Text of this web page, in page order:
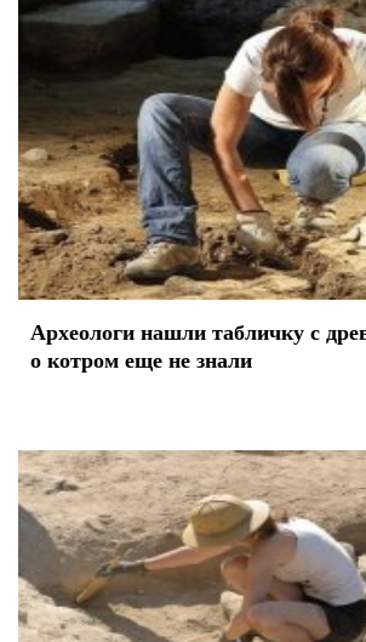
Археологи нашли табличку с
о котром еще не знали